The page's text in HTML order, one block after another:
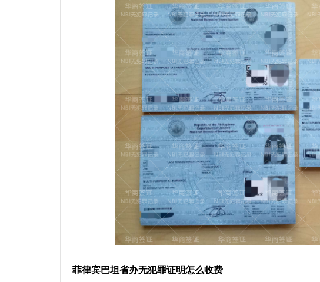
菲律宾巴坦省办无犯罪证明怎么收费